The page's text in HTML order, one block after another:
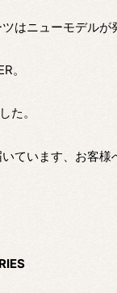
はニューモデルが
。
た。
ています、お客